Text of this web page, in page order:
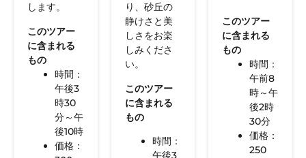
します。
このツアー
に含まれる
もの
時間：
午後3
時30
分～午
後10時
価格：
り、砂丘の
静けさと美
しさをお楽
しみくださ
い。
このツアー
に含まれる
もの
時間：
午後3
このツアー
に含まれる
もの
時間：
午前8
時～午
後2時
30分
価格：
250